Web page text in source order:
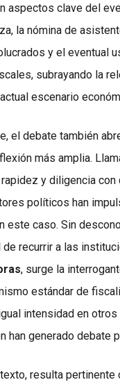
aspectos clave del
la nómina de
y el eventual
subrayando la
escenario
el debate también
más amplia.
y diligencia con
políticos han
este caso. Sin
recurrir a las
, surge la
estándar de
intensidad en
han generado debate
resulta pertinente